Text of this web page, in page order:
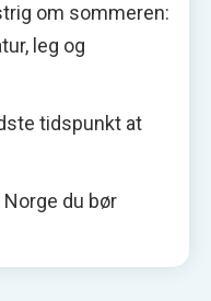
om sommeren:
leg og
tidspunkt at
du bør